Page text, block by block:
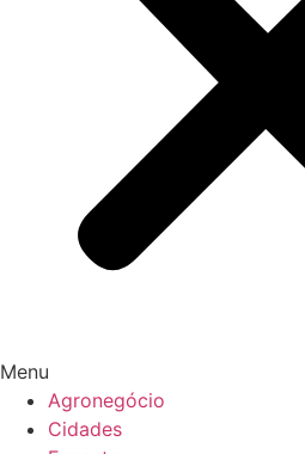
Menu
Agronegócio
Cidades